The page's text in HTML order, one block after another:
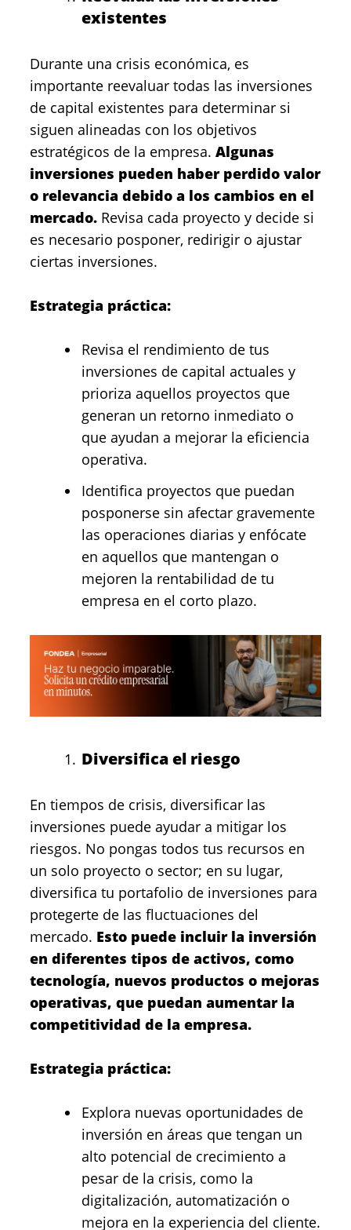
existentes
Durante una crisis económica, es
importante reevaluar todas las inversiones
de capital existentes para determinar si
siguen alineadas con los objetivos
estratégicos de la empresa. Algunas
inversiones pueden haber perdido valor
o relevancia debido a los cambios en el
mercado. Revisa cada proyecto y decide si
es necesario posponer, redirigir o ajustar
ciertas inversiones.
Estrategia práctica:
Revisa el rendimiento de tus
inversiones de capital actuales y
prioriza aquellos proyectos que
generan un retorno inmediato o
que ayudan a mejorar la eficiencia
operativa.
Identifica proyectos que puedan
posponerse sin afectar gravemente
las operaciones diarias y enfócate
en aquellos que mantengan o
mejoren la rentabilidad de tu
empresa en el corto plazo.
Diversifica el riesgo
En tiempos de crisis, diversificar las
inversiones puede ayudar a mitigar los
riesgos. No pongas todos tus recursos en
un solo proyecto o sector; en su lugar,
diversifica tu portafolio de inversiones para
protegerte de las fluctuaciones del
mercado. Esto puede incluir la inversión
en diferentes tipos de activos, como
tecnología, nuevos productos o mejoras
operativas, que puedan aumentar la
competitividad de la empresa.
Estrategia práctica:
Explora nuevas oportunidades de
inversión en áreas que tengan un
alto potencial de crecimiento a
pesar de la crisis, como la
digitalización, automatización o
mejora en la experiencia del cliente.